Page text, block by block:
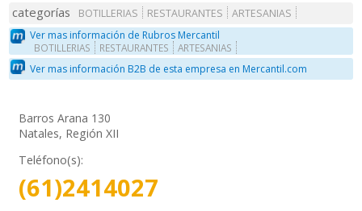
categorías BOTILLERIAS RESTAURANTES
ARTESANIAS
Ver mas información de Rubros Mercantil
BOTILLERIAS RESTAURANTES ARTESANIAS
Ver mas información B2B de esta empresa en Mercantil.com
Barros Arana 130
Natales, Región XII
Teléfono(s):
(61)2414027